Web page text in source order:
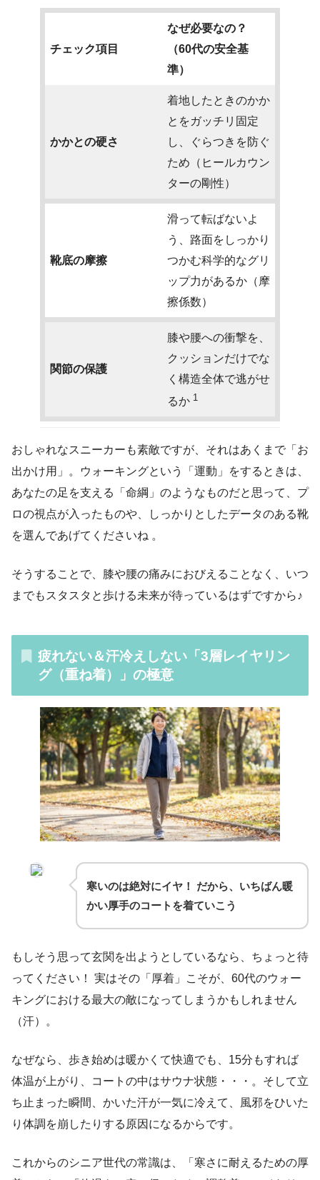
チェック項目
なぜ必要なの？
（60代の安全基
準）
かかとの硬さ
着地したときのかか
とをガッチリ固定
し、ぐらつきを防ぐ
ため（ヒールカウン
ターの剛性）
靴底の摩擦
滑って転ばないよ
う、路面をしっかり
つかむ科学的なグリ
ップ力があるか（摩
擦係数）
関節の保護
膝や腰への衝撃を、
クッションだけでな
く構造全体で逃がせ
るか 1
おしゃれなスニーカーも素敵ですが、それはあくまで「お
出かけ用」。ウォーキングという「運動」をするときは、
あなたの足を支える「命綱」のようなものだと思って、プ
ロの視点が入ったものや、しっかりとしたデータのある靴
を選んであげてくださいね 。
そうすることで、膝や腰の痛みにおびえることなく、いつ
までもスタスタと歩ける未来が待っているはずですから♪
疲れない＆汗冷えしない「3層レイヤリン
グ（重ね着）」の極意
寒いのは絶対にイヤ！ だから、いちばん暖
かい厚手のコートを着ていこう
もしそう思って玄関を出ようとしているなら、ちょっと待
ってください！ 実はその「厚着」こそが、60代のウォー
キングにおける最大の敵になってしまうかもしれません
（汗）。
なぜなら、歩き始めは暖かくて快適でも、15分もすれば
体温が上がり、コートの中はサウナ状態・・・。そして立
ち止まった瞬間、かいた汗が一気に冷えて、風邪をひいた
り体調を崩したりする原因になるからです。
これからのシニア世代の常識は、「寒さに耐えるための厚